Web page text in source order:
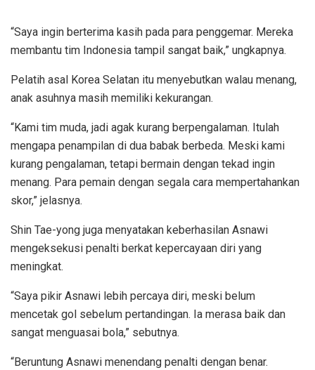
“Saya ingin berterima kasih pada para penggemar. Mereka
membantu tim Indonesia tampil sangat baik,” ungkapnya.
Pelatih asal Korea Selatan itu menyebutkan walau menang,
anak asuhnya masih memiliki kekurangan.
“Kami tim muda, jadi agak kurang berpengalaman. Itulah
mengapa penampilan di dua babak berbeda. Meski kami
kurang pengalaman, tetapi bermain dengan tekad ingin
menang. Para pemain dengan segala cara mempertahankan
skor,” jelasnya.
Shin Tae-yong juga menyatakan keberhasilan Asnawi
mengeksekusi penalti berkat kepercayaan diri yang
meningkat.
“Saya pikir Asnawi lebih percaya diri, meski belum
mencetak gol sebelum pertandingan. Ia merasa baik dan
sangat menguasai bola,” sebutnya.
“Beruntung Asnawi menendang penalti dengan benar.